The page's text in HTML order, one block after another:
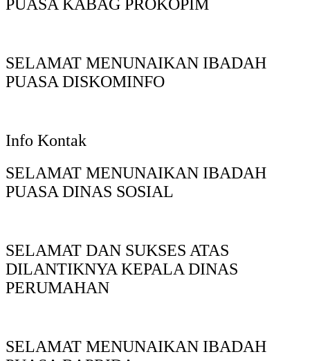
PUASA KABAG PROKOPIM
SELAMAT MENUNAIKAN IBADAH
PUASA DISKOMINFO
Info Kontak
SELAMAT MENUNAIKAN IBADAH
PUASA DINAS SOSIAL
SELAMAT DAN SUKSES ATAS
DILANTIKNYA KEPALA DINAS
PERUMAHAN
SELAMAT MENUNAIKAN IBADAH